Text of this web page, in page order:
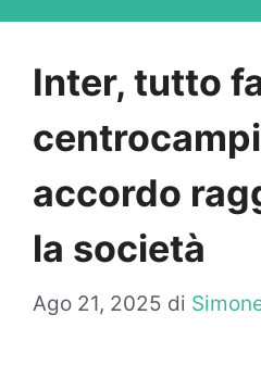
Inter, tutto
accordo
la società
Ago 21, 2025 di